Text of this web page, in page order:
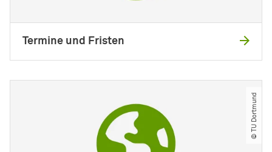
Termine und Fristen
© TU Dortmund